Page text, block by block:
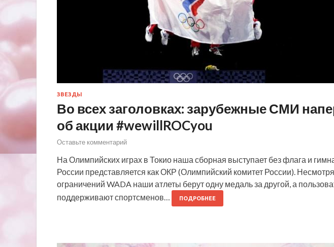
ЗВЕЗДЫ
Во всех заголовках: зарубежные СМИ
об акции #wewillROCyou
Оставьте комментарий
На Олимпийских играх в Токио наша сборная выступает без флага и
России представляется как ОКР (Олимпийский комитет России).
ограничений WADA наши атлеты берут одну медаль за другой, а
поддерживают спортсменов…
ПОДРОБНЕЕ